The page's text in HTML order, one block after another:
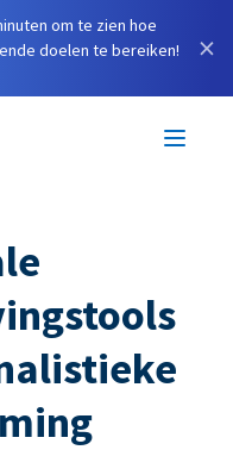
om te zien hoe
doelen te bereiken!
×